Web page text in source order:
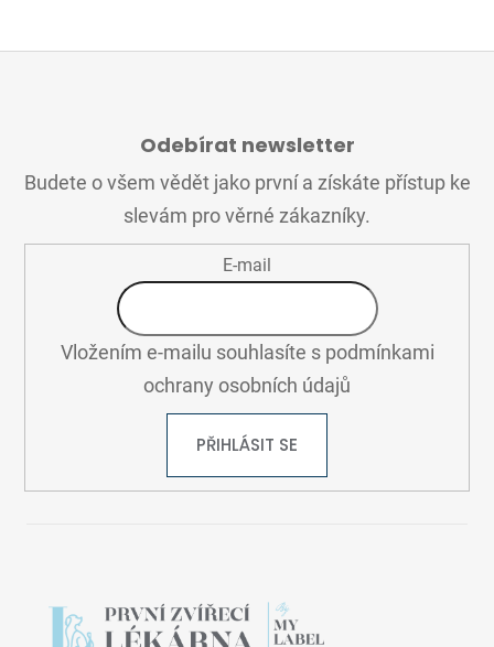
Odebírat newsletter
Budete o všem vědět jako první a získáte přístup ke
slevám pro věrné zákazníky.
E-mail
Vložením e-mailu souhlasíte s podmínkami
ochrany osobních údajů
PŘIHLÁSIT SE